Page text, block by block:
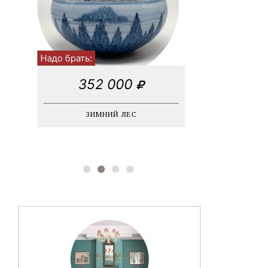
Морской
Абстракционизм
Авангард
Кубизм
Надо брать:
352 000
ЗИМНИЙ ЛЕС